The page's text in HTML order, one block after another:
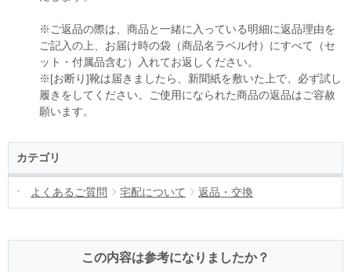
※ご返品の際は、商品と一緒に入っている明細に返品理由を
ご記入の上、お届け時の袋（商品名ラベル付）にすべて（セ
ット・付属品含む）入れてお返しください。
※[お断り]靴は届きましたら、新聞紙を敷いた上で、必ず試し
履きをしてください。ご使用になられた商品の返品はご容赦
願います。
カテゴリ
よくあるご質問 宅配について 返品・交換
この内容は参考になりましたか？